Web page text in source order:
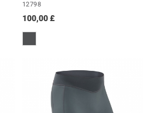
12798
100,00 £